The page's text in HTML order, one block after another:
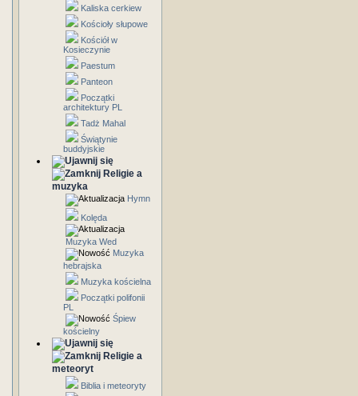
Kaliska cerkiew
Kościoły słupowe
Kościół w
Kosieczynie
Paestum
Panteon
Początki
architektury PL
Tadż Mahal
Świątynie
buddyjskie
Religie a
muzyka
Hymn
Kolęda
Muzyka Wed
Muzyka
hebrajska
Muzyka kościelna
Początki polifonii
PL
Śpiew
kościelny
Religie a
meteoryt
Biblia i meteoryty